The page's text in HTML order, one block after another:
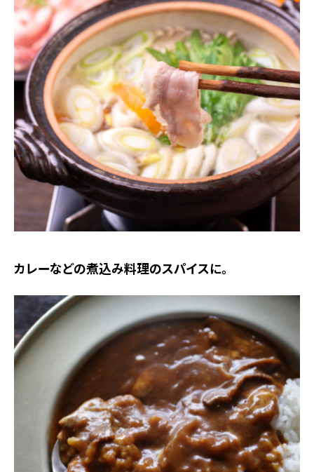
カレーなどの煮込み料理のスパイスに。